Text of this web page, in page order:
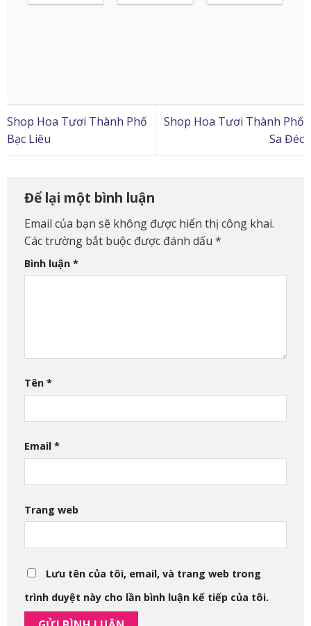
Shop Hoa Tươi Thành Phố
Bạc Liêu
Shop Hoa Tươi Thành Phố
Sa Đéc
Để lại một bình luận
Email của bạn sẽ không được hiển thị công khai.
Các trường bắt buộc được đánh dấu *
Bình luận *
Tên *
Email *
Trang web
Lưu tên của tôi, email, và trang web trong
trình duyệt này cho lần bình luận kế tiếp của tôi.